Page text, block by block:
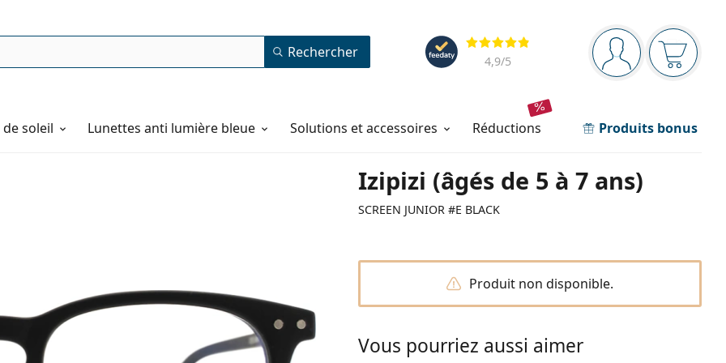
Barre de navigation
Vous êtesVotre
Évaluation
4,9/5
Rechercher
soleil Lunettes anti lumière bleue Solutions et accessoires réductions Produits bonus
Izipizi (âgés de 5 à 7 ans)
SCREEN JUNIOR #E BLACK
Produit non disponible.
Vous pourriez aussi aimer